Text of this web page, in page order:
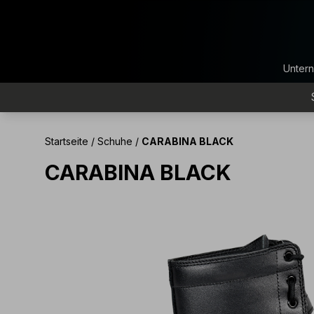
Startseite / Schuhe / CARABINA BLACK
CARABINA BLACK